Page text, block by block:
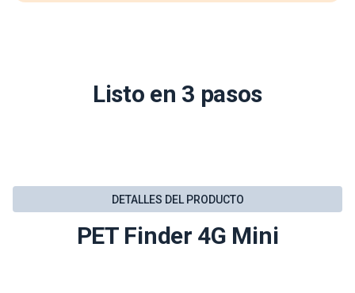
Listo en 3 pasos
DETALLES DEL PRODUCTO
PET Finder 4G Mini